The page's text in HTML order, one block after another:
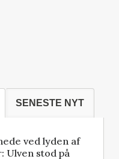
SENESTE NYT
ved lyden af
Ulven stod på